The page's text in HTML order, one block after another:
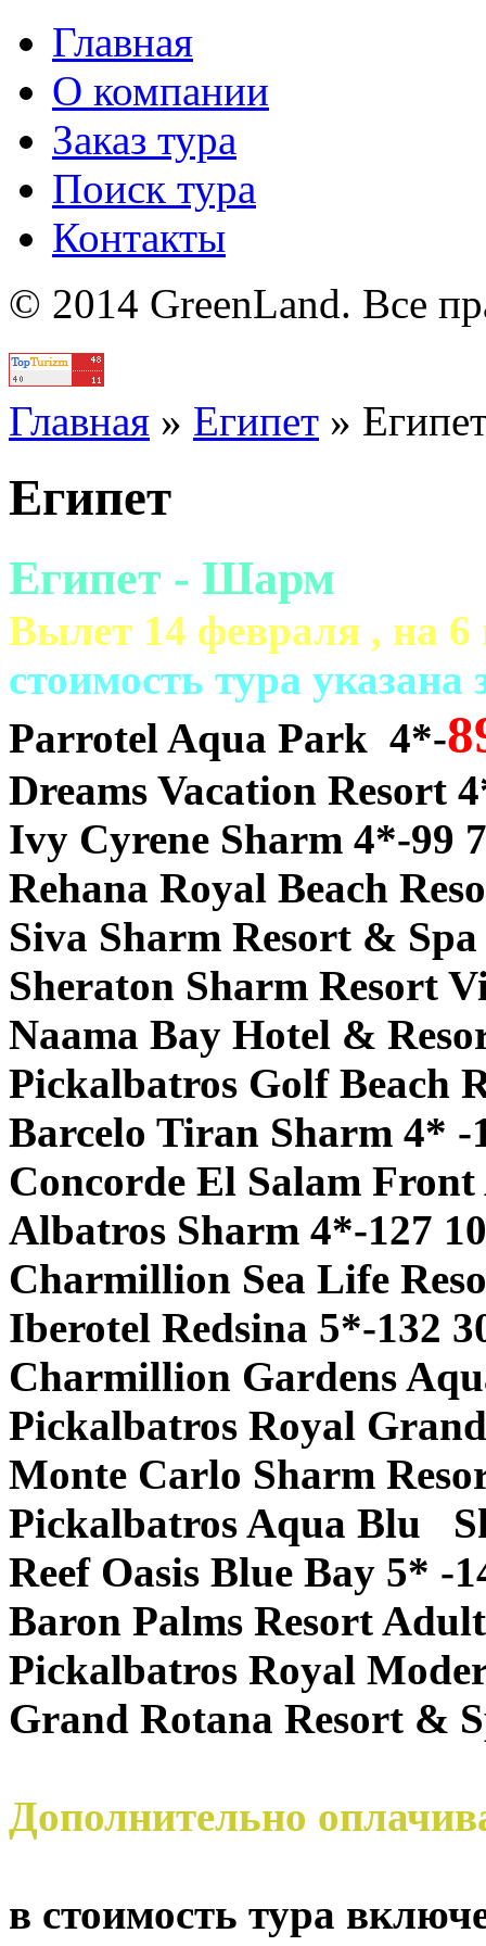
Главная
О компании
Заказ тура
Поиск тура
Контакты
© 2014 GreenLand. Все
Главная » Египет »
Египет
Египет - Шарм
Вылет 14 февраля , на 6
cтоимость тура указана
Parrotel Aqua Park 4*-
Dreams Vacation Resort
Ivy Cyrene Sharm 4*-99
Rehana Royal Beach
Siva Sharm Resort &
Sheraton Sharm Resort
Naama Bay Hotel &
Pickalbatros Golf Beach
Barcelo Tiran Sharm 4* -
Concorde El Salam
Albatros Sharm 4*-127
Charmillion Sea Life
Iberotel Redsina 5*-132
Charmillion Gardens
Pickalbatros Royal
Monte Carlo Sharm
Pickalbatros Aqua Blu
Reef Oasis Blue Bay 5* -
Baron Palms Resort
Pickalbatros Royal
Grand Rotana Resort &
Дополнительно
в стоимость тура